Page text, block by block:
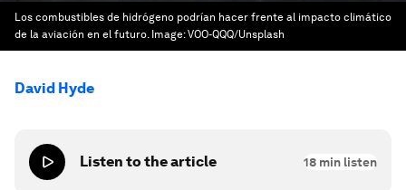
Los combustibles de hidrógeno podrían hacer frente al impacto climático
de la aviación en el futuro. Image:VOO-QQQ/Unsplash
David Hyde
Listen to the article 18 min listen